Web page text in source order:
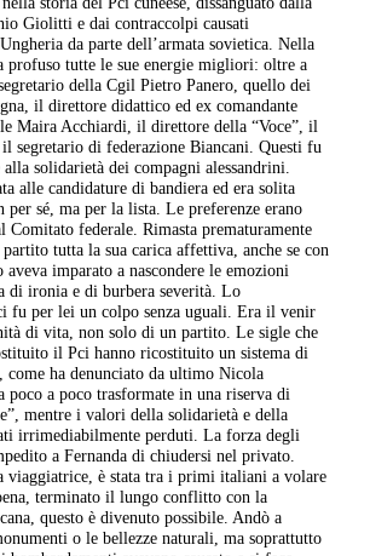
Giolitti e dai contraccolpi causati
da parte dell’armata sovietica. Nella
profuso tutte le sue energie migliori: oltre a
della Cgil Pietro Panero, quello dei
il direttore didattico ed ex comandante
Maira Acchiardi, il direttore della “Voce”, il
segretario di federazione Biancani. Questi fu
solidarietà dei compagni alessandrini.
alle candidature di bandiera ed era solita
per sé, ma per la lista. Le preferenze erano
Comitato federale. Rimasta prematuramente
tutta la sua carica affettiva, anche se con
aveva imparato a nascondere le emozioni
di ironia e di burbera severità. Lo
fu per lei un colpo senza uguali. Era il venir
di vita, non solo di un partito. Le sigle che
il Pci hanno ricostituito un sistema di
come ha denunciato da ultimo Nicola
poco a poco trasformate in una riserva di
mentre i valori della solidarietà e della
irrimediabilmente perduti. La forza degli
a Fernanda di chiudersi nel privato.
viaggiatrice, è stata tra i primi italiani a volare
terminato il lungo conflitto con la
questo è divenuto possibile. Andò a
o le bellezze naturali, ma soprattutto